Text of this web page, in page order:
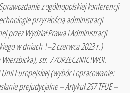
z ogólnopolskiej konferencji
przyszłością administracji
przez Wydział Prawa i Administracji
w dniach 1–2 czerwca 2023 r.)
str. 77ORZECZNICTWOI.
Europejskiej (wybór i opracowanie:
prejudycjalne – Artykuł 267 TFUE –